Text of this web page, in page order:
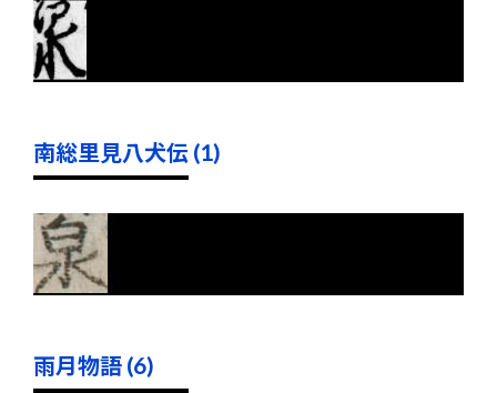
南総里見八犬伝 (1)
雨月物語 (6)